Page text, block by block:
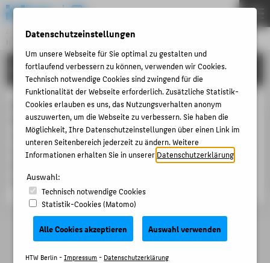
Zentraleinrichtung
HOCHSCHULRECHENZENTRUM
Menu
PORTFOLIO
Mit der Mediathek steht den Lehrenden und
Mitarbeiter_innen der HTW Berlin eine Online-Plattform
zur Verfügung, über die Videoinhalte bereitgestellt,
archiviert und angesehen werden können. Das Einbinden
der Inhalte ist auch in Moodle, dem Webauftritt und
anderen Systemen möglich.
THEMEN
PORTFOLIO
ANLEITUNGEN
ACCOUNT-PORTAL
INTERN
KONTAKT
BELIEBTE SEITEN
DIGITALE DIENSTE
Datenschutzeinstellungen
Um unsere Webseite für Sie optimal zu gestalten und
fortlaufend verbessern zu können, verwenden wir Cookies.
Technisch notwendige Cookies sind zwingend für die
Funktionalität der Webseite erforderlich. Zusätzliche Statistik-
Cookies erlauben es uns, das Nutzungsverhalten anonym
auszuwerten, um die Webseite zu verbessern. Sie haben die
Möglichkeit, Ihre Datenschutzeinstellungen über einen Link im
unteren Seitenbereich jederzeit zu ändern. Weitere
Informationen erhalten Sie in unsererDatenschutzerklärung
Auswahl:
Technisch notwendige Cookies
Statistik-Cookies (Matomo)
Alle Cookies akzeptieren Auswahl verwenden
HTW Berlin -Impressum- Datenschutzerklärung